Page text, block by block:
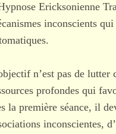
Ericksonienne
inconscients
n’est pas de
profondes qui
la première séance, il
inconscientes,